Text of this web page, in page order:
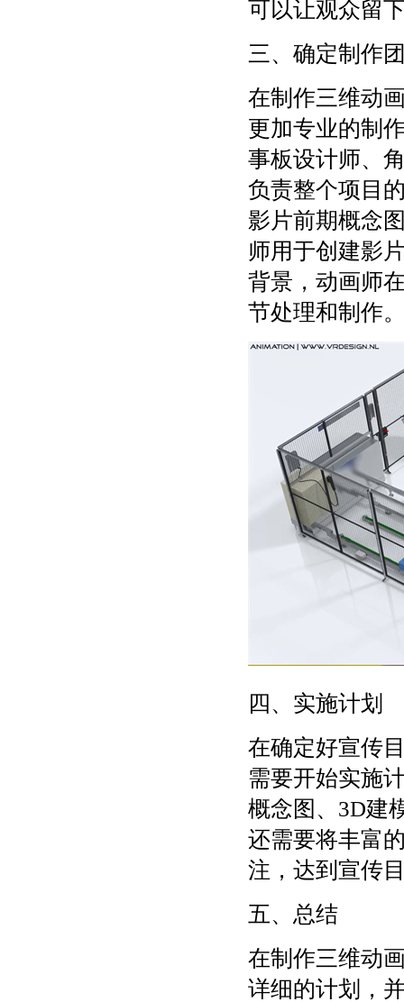
可以让观众留
三、确定制作
在制作三维动
更加专业的制
事板设计师、
负责整个项目
影片前期概念
师用于创建影
背景，动画师
节处理和制作
四、实施计划
在确定好宣传
需要开始实施
概念图、3D建
还需要将丰富
注，达到宣传
五、总结
在制作三维动
详细的计划，